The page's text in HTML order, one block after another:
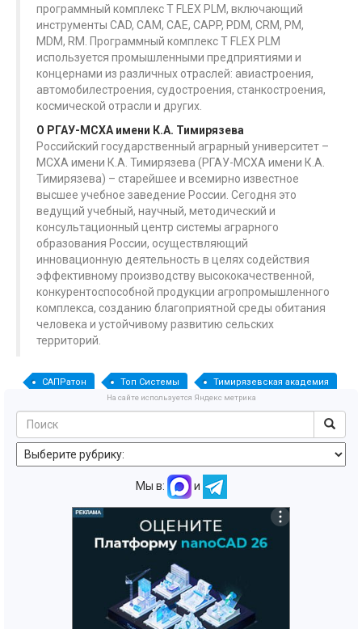
программный комплекс T FLEX PLM, включающий
инструменты CAD, CAM, CAE, CAPP, PDM, CRM, PM,
MDM, RM. Программный комплекс T FLEX PLM
используется промышленными предприятиями и
концернами из различных отраслей: авиастроения,
автомобилестроения, судостроения, станкостроения,
космической отрасли и других.
О РГАУ-МСХА имени К.А. Тимирязева
Российский государственный аграрный университет –
МСХА имени К.А. Тимирязева (РГАУ-МСХА имени К.А.
Тимирязева) – старейшее и всемирно известное
высшее учебное заведение России. Сегодня это
ведущий учебный, научный, методический и
консультационный центр системы аграрного
образования России, осуществляющий
инновационную деятельность в целях содействия
эффективному производству высококачественной,
конкурентоспособной продукции агропромышленного
комплекса, созданию благоприятной среды обитания
человека и устойчивому развитию сельских
территорий.
САПРатон Топ Системы Тимирязевская академия
На сайте используется Яндекс метрика
Мы в: и